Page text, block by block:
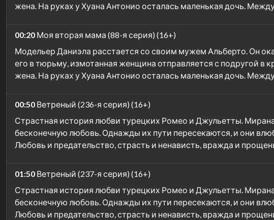
жена. На руках у Хуана Антонио осталась маленькая дочь.
00:20 Моя вторая мама (88-я серия) (16+)
Модельер Даниэла расстается со своим мужем Альберто. Он
его в тюрьму, измотанная женщина отправляется с подругой в
жена. На руках у Хуана Антонио осталась маленькая дочь.
00:50 Ветреный (236-я серия) (16+)
Страстная история любви турецких Ромео и Джульетты.
бесконечную любовь. Однажды их пути пересекаются, и они
Любовь и предательство, страсть и ненависть, вражда и
01:50 Ветреный (237-я серия) (16+)
Страстная история любви турецких Ромео и Джульетты.
бесконечную любовь. Однажды их пути пересекаются, и они
Любовь и предательство, страсть и ненависть, вражда и